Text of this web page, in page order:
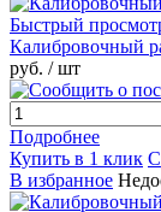
Быстрый
Калибровочный
руб. / шт
Подробнее
Купить в 1 клик
В избранное